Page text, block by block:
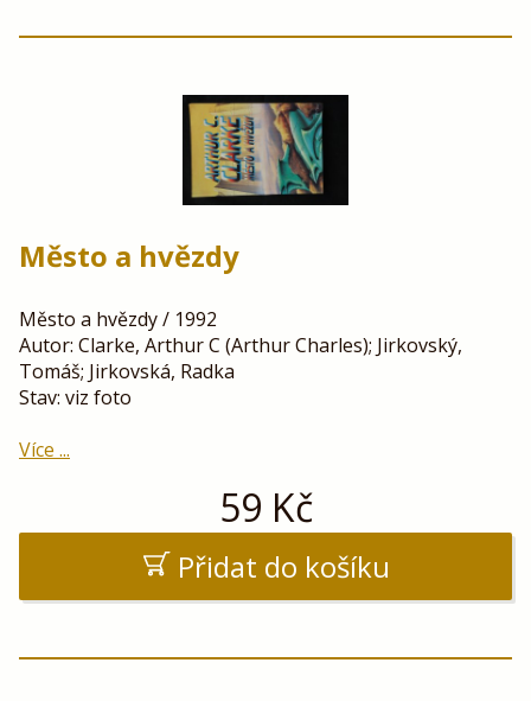
Město a hvězdy
Město a hvězdy / 1992
Autor: Clarke, Arthur C (Arthur Charles); Jirkovský,
Tomáš; Jirkovská, Radka
Stav: viz foto
Více ...
59 Kč
Přidat do košíku